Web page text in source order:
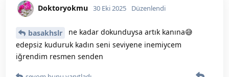
Doktoryokmu 30 Eki 2025 Düzenlendi
basakhslr
ne kadar dokunduysa artık kanına😅
edepsiz kuduruk kadın seni seviyene inemiycem
iğrendim resmen senden